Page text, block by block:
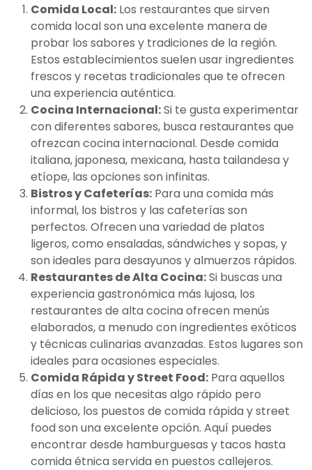
Comida Local: Los restaurantes que sirven
comida local son una excelente manera de
probar los sabores y tradiciones de la región.
Estos establecimientos suelen usar ingredientes
frescos y recetas tradicionales que te ofrecen
una experiencia auténtica.
Cocina Internacional:Si te gusta experimentar
con diferentes sabores, busca restaurantes que
ofrezcan cocina internacional. Desde comida
italiana, japonesa, mexicana, hasta tailandesa y
etíope, las opciones son infinitas.
Bistros y Cafeterías: Para una comida más
informal, los bistros y las cafeterías son
perfectos. Ofrecen una variedad de platos
ligeros, como ensaladas, sándwiches y sopas, y
son ideales para desayunos y almuerzos rápidos.
Restaurantes de Alta Cocina:Si buscas una
experiencia gastronómica más lujosa, los
restaurantes de alta cocina ofrecen menús
elaborados, a menudo con ingredientes exóticos
y técnicas culinarias avanzadas. Estos lugares son
ideales para ocasiones especiales.
Comida Rápida y Street Food: Para aquellos
días en los que necesitas algo rápido pero
delicioso, los puestos de comida rápida y street
food son una excelente opción. Aquí puedes
encontrar desde hamburguesas y tacos hasta
comida étnica servida en puestos callejeros.